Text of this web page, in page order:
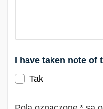
I have taken note of
Tak